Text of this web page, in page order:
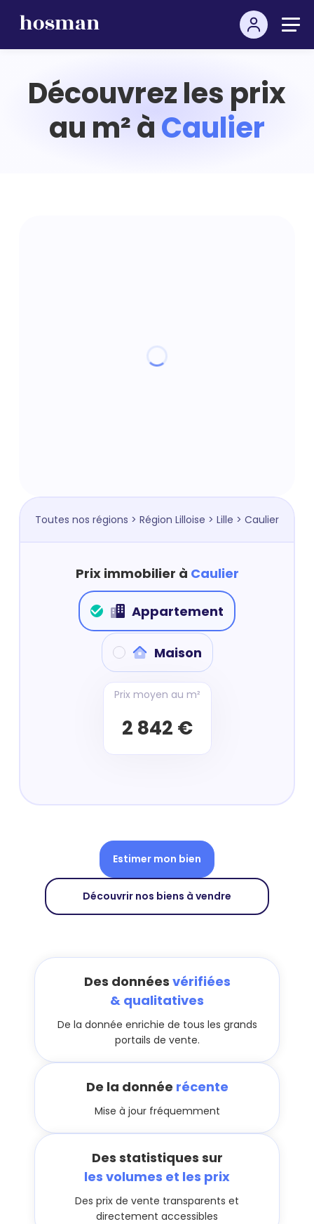
Découvrez les prix
au m² àCaulier
Toutes nos régions > Région Lilloise > Lille > Caulier
Prix immobilier à Caulier
Appartement
Maison
Prix moyen au m²
2 842 €
Estimer mon bien
Découvrir nos biens à vendre
Des données vérifiées
& qualitatives
De la donnée enrichie de tous les grands
portails de vente.
De la donnée récente
Mise à jour fréquemment
Des statistiques sur
les volumes et les prix
Des prix de vente transparents et
directement accessibles